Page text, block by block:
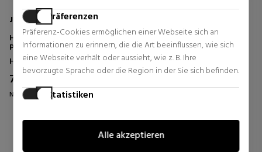
Präferenzen
Präferenz-Cookies ermöglichen einer Webseite sich an
Informationen zu erinnern, die die Art beeinflussen, wie sich
eine Webseite verhält oder aussieht, wie z. B. Ihre
bevorzugte Sprache oder die Region in der Sie sich befinden.
Statistiken
wie Besucher mit Webseiten interagieren, indem
Informationen anonym gesammelt und gemeldet werden.
Alle akzeptieren
JO MALONE LONDON
HOME COLLECTION ENGLISH
PEAR & FREESIA
Heim
75,05 € 5% Rabatt
Normal Preis 79,00 €
ENGLISH PEAR & SWEET PEA
Eau De Cologne
60,80 €